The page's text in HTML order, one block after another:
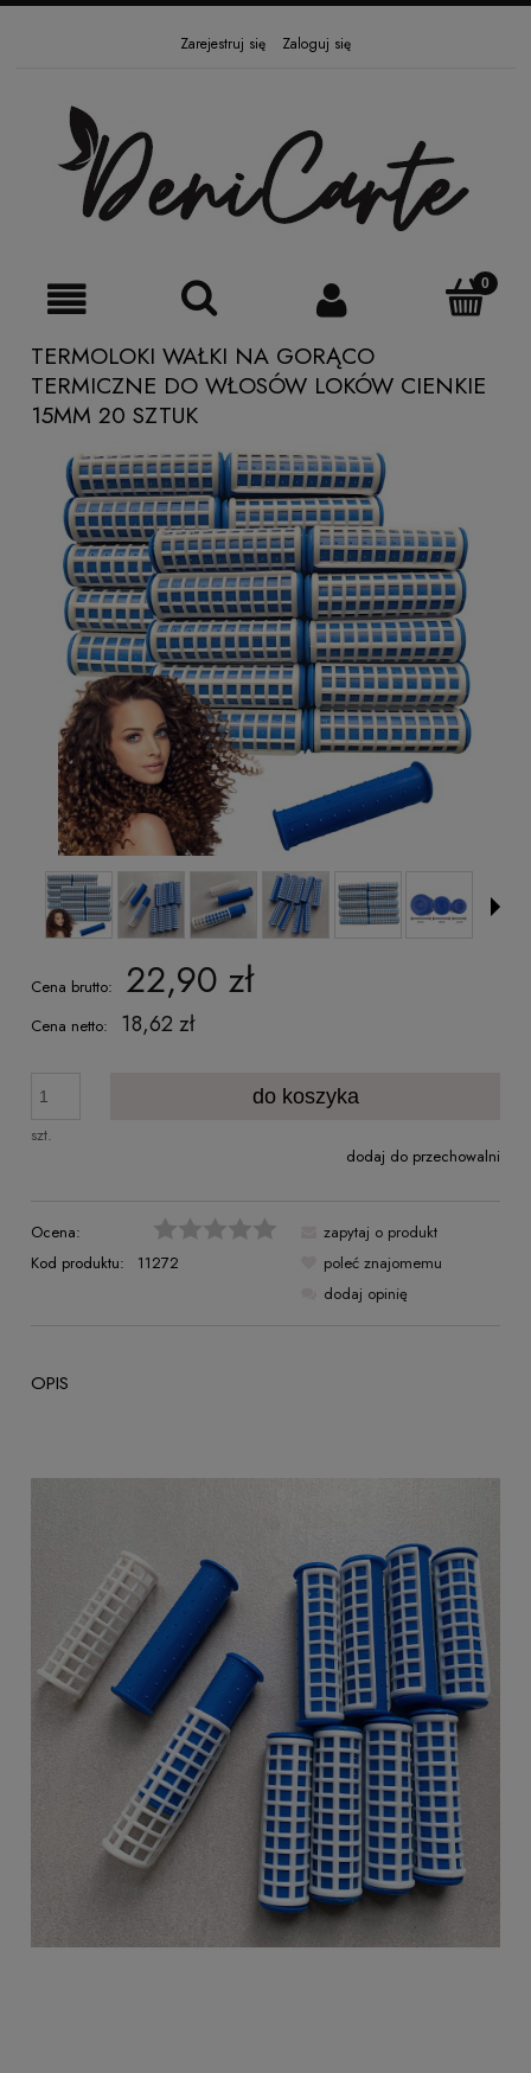
Zarejestruj się Zaloguj się
TERMOLOKI WAŁKI NA GORĄCO
TERMICZNE DO WŁOSÓW LOKÓW CIENKIE
15MM 20 SZTUK
Cena brutto: 22,90 zł
Cena netto: 18,62 zł
szt.
do koszyka
dodaj do przechowalni
Ocena:
Kod produktu:
11272
zapytaj o produkt
poleć znajomemu
dodaj opinię
OPIS